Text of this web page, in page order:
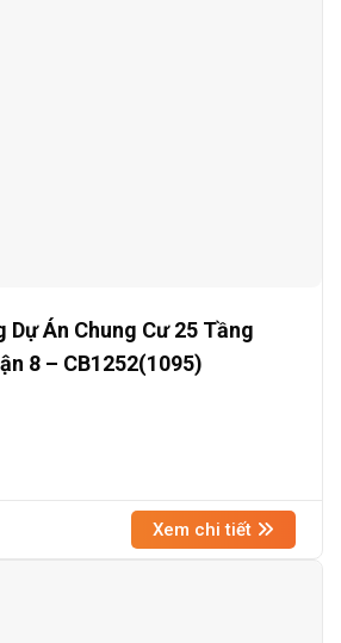
Dự Án Chung Cư 25 Tầng
8 – CB1252(1095)
Xem chi tiết